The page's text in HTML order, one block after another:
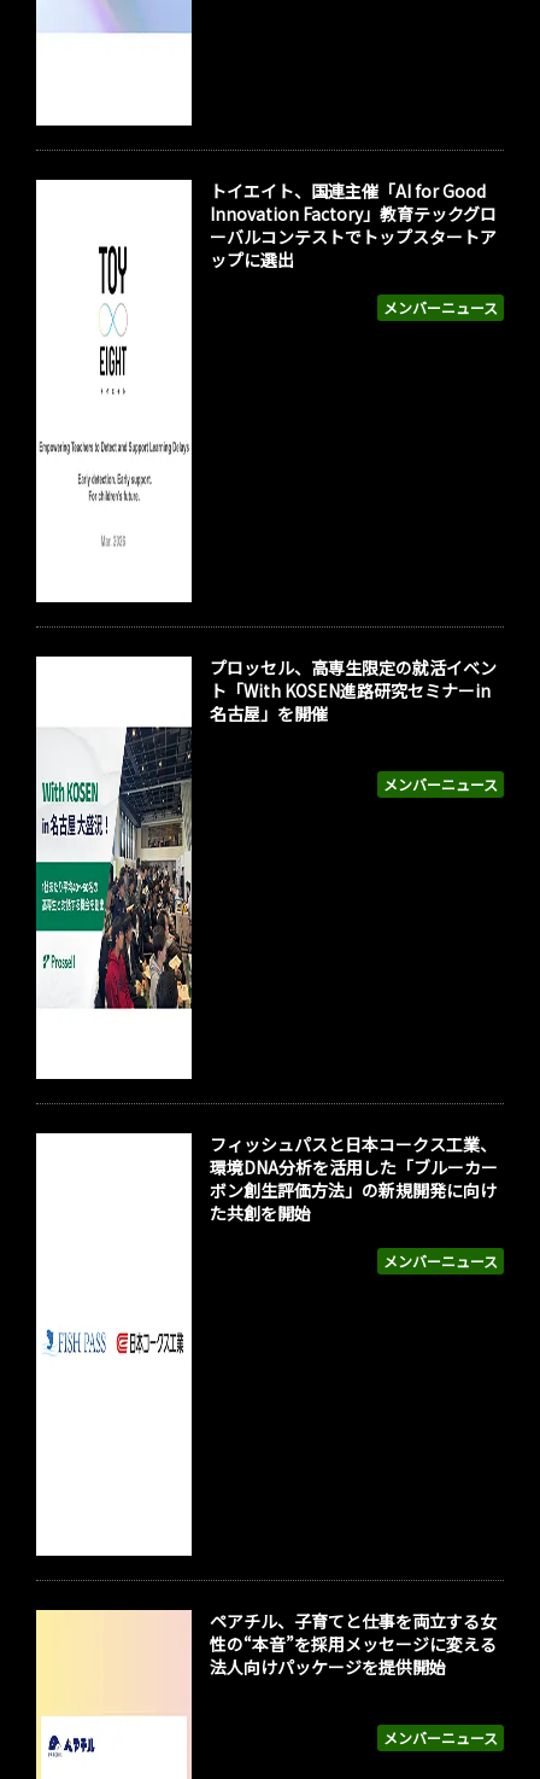
メンバーニュース
トイエイト、国連主催「AI for Good
Innovation Factory」教育テックグロ
ーバルコンテストでトップスタートア
ップに選出
メンバーニュース
プロッセル、高専生限定の就活イベン
ト「With KOSEN進路研究セミナーin
名古屋」を開催
メンバーニュース
フィッシュパスと日本コークス工業、
環境DNA分析を活用した「ブルーカー
ボン創生評価方法」の新規開発に向け
た共創を開始
メンバーニュース
ペアチル、子育てと仕事を両立する女
性の“本音”を採用メッセージに変える
法人向けパッケージを提供開始